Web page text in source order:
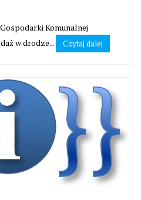
Komunalnej
w drodze...
Czytaj dalej